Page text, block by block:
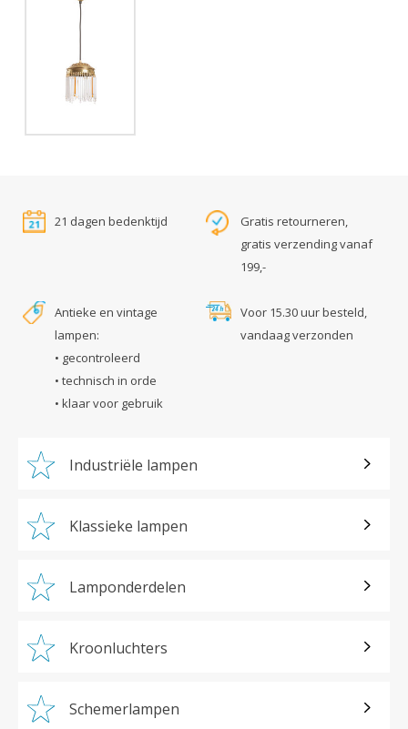
21 dagen bedenktijd
Gratis retourneren,
gratis verzending vanaf
199,-
Antieke en vintage
lampen:
• gecontroleerd
• technisch in orde
• klaar voor gebruik
Voor 15.30 uur besteld,
vandaag verzonden
Industriële lampen
Klassieke lampen
Lamponderdelen
Kroonluchters
Schemerlampen